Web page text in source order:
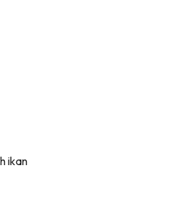
ikan